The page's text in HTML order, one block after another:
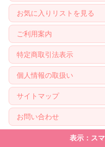
お気に入りリストを見る
ご利用案内
特定商取引法表示
個人情報の取扱い
サイトマップ
お問い合わせ
表示：スマ